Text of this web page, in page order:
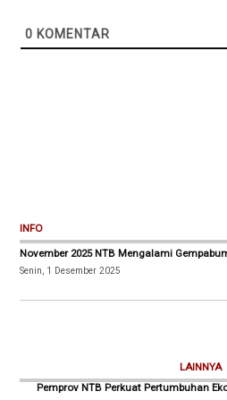
0 KOMENTAR
INFO
November 2025 NTB Mengalami
Senin, 1 Desember 2025
LAINNYA
Pemprov NTB Perkuat Pertumbuhan